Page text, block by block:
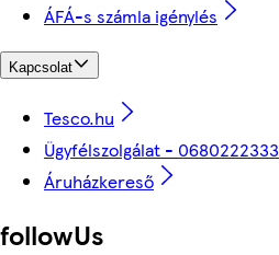
ÁFÁ-s számla igénylés
Kapcsolat
Tesco.hu
Ügyfélszolgálat - 0680222333
Áruházkereső
followUs